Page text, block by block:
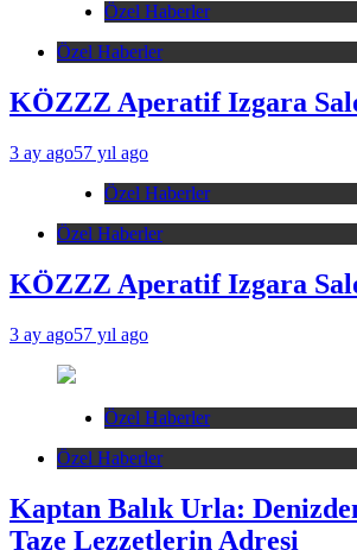
Özel Haberler
Özel Haberler
KÖZZZ Aperatif Izgara
3 ay ago57 yıl ago
Özel Haberler
Özel Haberler
KÖZZZ Aperatif Izgara
3 ay ago57 yıl ago
Özel Haberler
Özel Haberler
Kaptan Balık Urla:
Taze Lezzetlerin Adresi